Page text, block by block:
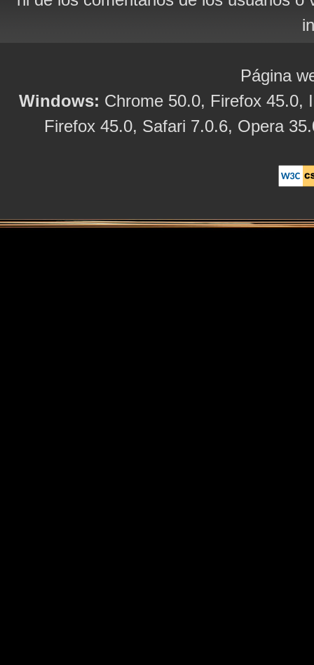
Página
Windows: Chrome 50.0, Firefox 45.0,
Firefox 45.0, Safari 7.0.6, Opera